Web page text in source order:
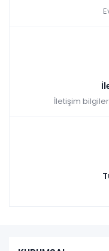
İletişim